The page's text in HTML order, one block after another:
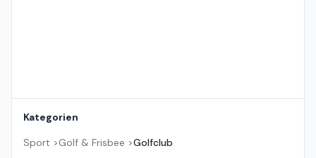
Kategorien
Sport >Golf & Frisbee >Golfclub